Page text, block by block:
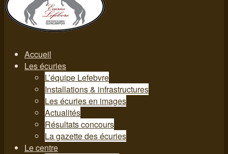
Accueil
Les écuries
L’équipe Lefebvre
Installations & infrastructures
Les écuries en images
Actualités
Résultats concours
La gazette des écuries
Le centre